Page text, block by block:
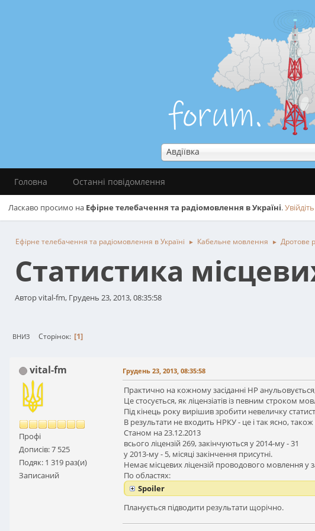
Авдіївка
Головна Останні повідомлення
Ласкаво просимо на Ефірне телебачення та радіомовлення в Україні.Увійдіть
Ефірне телебачення та радіомовлення в Україні ► Кабельне мовлення ► Дротове
Статистика
Автор vital-fm, Грудень 23, 2013, 08:35:58
ВНИЗ Сторінок 1
vital-fm
Профі
Дописів: 7 525
Подяк: 1 319 раз(и)
Записаний
Грудень 23, 2013, 08:35:58
Практично на кожному засіданні НР
Це стосується, як ліцензіатів із певним строком
Під кінець року вирішив зробити невеличку
В результати не входить НРКУ - це і так ясно,
Станом на 23.12.2013
всього ліцензій 269, закінчуються у 2014-му - 31
у 2013-му - 5, місяці закінчення присутні.
Немає місцевих ліцензій проводового мовлення у
По областях:
Spoiler
Планується підводити результати щорічно.